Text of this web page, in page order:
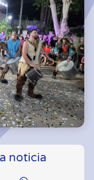
noticia